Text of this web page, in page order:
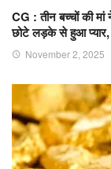
CG : तीन बच्चों की मां
छोटे लड़के से हुआ प्यार,
November 2, 2025